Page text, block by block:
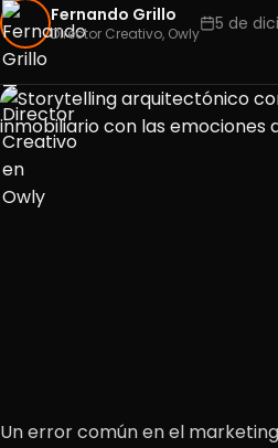
Fernando Grillo
Director Creativo, Owly 5 de
Un error común en el